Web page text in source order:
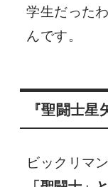
学生だった
んです。
『聖闘士星
ビックリマ